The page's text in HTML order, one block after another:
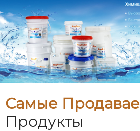
Самые
Продукты